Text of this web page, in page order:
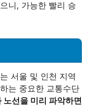
니, 가능한 빨리 승
서울 및 인천 지역
는 중요한 교통수단
선을 미리 파악하면